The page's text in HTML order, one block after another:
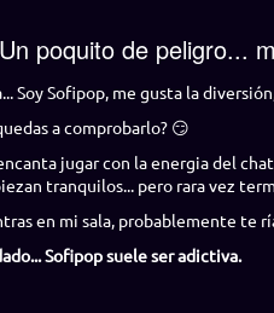
Un poquito de peligro...
Soy Sofipop, me gusta la
a comprobarlo? 😏
jugar con la energia del
tranquilos... pero rara vez
en mi sala, probablemente te
Sofipop suele ser adictiva.